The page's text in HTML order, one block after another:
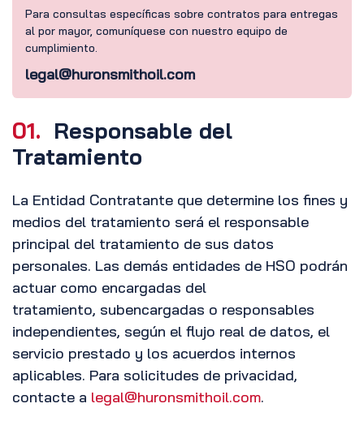
Para consultas específicas sobre contratos para entregas
al por mayor, comuníquese con nuestro equipo de
cumplimiento.
legal@huronsmithoil.com
01. Responsable del
Tratamiento
La Entidad Contratante que determine los fines y
medios del tratamiento será el responsable
principal del tratamiento de sus datos
personales. Las demás entidades de HSO podrán
actuar como encargadas del
tratamiento, subencargadas o responsables
independientes, según el flujo real de datos, el
servicio prestado y los acuerdos internos
aplicables. Para solicitudes de privacidad,
contacte a legal@huronsmithoil.com.